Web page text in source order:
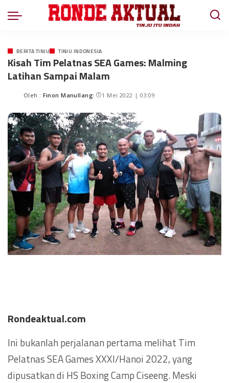
BERITA TINJU TINJU INDONESIA
Kisah Tim Pelatnas SEA Games: Malming
Latihan Sampai Malam
Oleh : Finon Manullang 1 Mei 2022 | 03:09
Rondeaktual.com
Ini bukanlah perjalanan pertama melihat Tim
Pelatnas SEA Games XXXI/Hanoi 2022, yang
dipusatkan di HS Boxing Camp Ciseeng. Meski